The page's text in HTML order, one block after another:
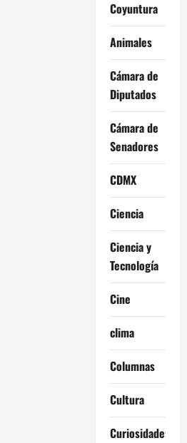
Coyuntura
Animales
Cámara de
Diputados
Cámara de
Senadores
CDMX
Ciencia
Ciencia y
Tecnología
Cine
clima
Columnas
Cultura
Curiosidades